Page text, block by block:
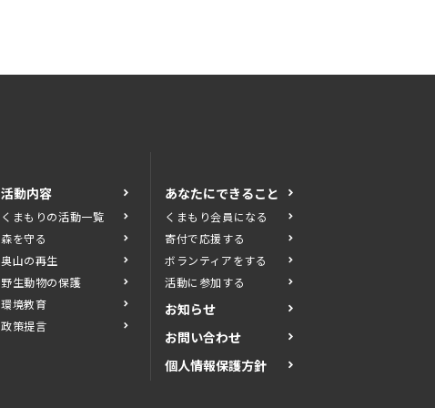
活動内容
くまもりの活動一覧
森を守る
奥山の再生
野生動物の保護
環境教育
政策提言
あなたにできること
くまもり会員になる
寄付で応援する
ボランティアをする
活動に参加する
お知らせ
お問い合わせ
個人情報保護方針